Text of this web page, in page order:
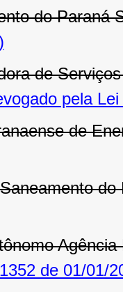
do Paraná
de
pela
de
de 01/01/